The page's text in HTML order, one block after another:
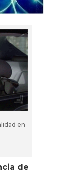
en
de